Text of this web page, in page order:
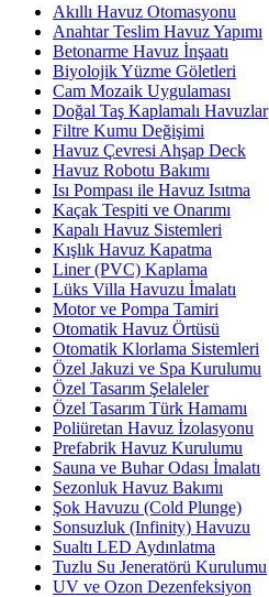
Akıllı Havuz Otomasyonu
Anahtar Teslim Havuz Yapımı
Betonarme Havuz İnşaatı
Biyolojik Yüzme Göletleri
Cam Mozaik Uygulaması
Doğal Taş Kaplamalı Havuzlar
Filtre Kumu Değişimi
Havuz Çevresi Ahşap Deck
Havuz Robotu Bakımı
Isı Pompası ile Havuz Isıtma
Kaçak Tespiti ve Onarımı
Kapalı Havuz Sistemleri
Kışlık Havuz Kapatma
Liner (PVC) Kaplama
Lüks Villa Havuzu İmalatı
Motor ve Pompa Tamiri
Otomatik Havuz Örtüsü
Otomatik Klorlama Sistemleri
Özel Jakuzi ve Spa Kurulumu
Özel Tasarım Şelaleler
Özel Tasarım Türk Hamamı
Poliüretan Havuz İzolasyonu
Prefabrik Havuz Kurulumu
Sauna ve Buhar Odası İmalatı
Sezonluk Havuz Bakımı
Şok Havuzu (Cold Plunge)
Sonsuzluk (Infinity) Havuzu
Sualtı LED Aydınlatma
Tuzlu Su Jeneratörü Kurulumu
UV ve Ozon Dezenfeksiyon